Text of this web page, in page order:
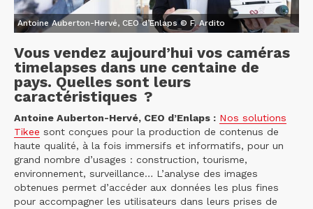
Antoine Auberton-Hervé, CEO d’Enlaps © F. Ardito
Vous vendez aujourd’hui vos caméras
timelapses dans une centaine de
pays. Quelles sont leurs
caractéristiques ?
Antoine Auberton-Hervé, CEO d’Enlaps : Nos solutions
Tikee sont conçues pour la production de contenus de
haute qualité, à la fois immersifs et informatifs, pour un
grand nombre d’usages : construction, tourisme,
environnement, surveillance… L’analyse des images
obtenues permet d’accéder aux données les plus fines
pour accompagner les utilisateurs dans leurs prises de